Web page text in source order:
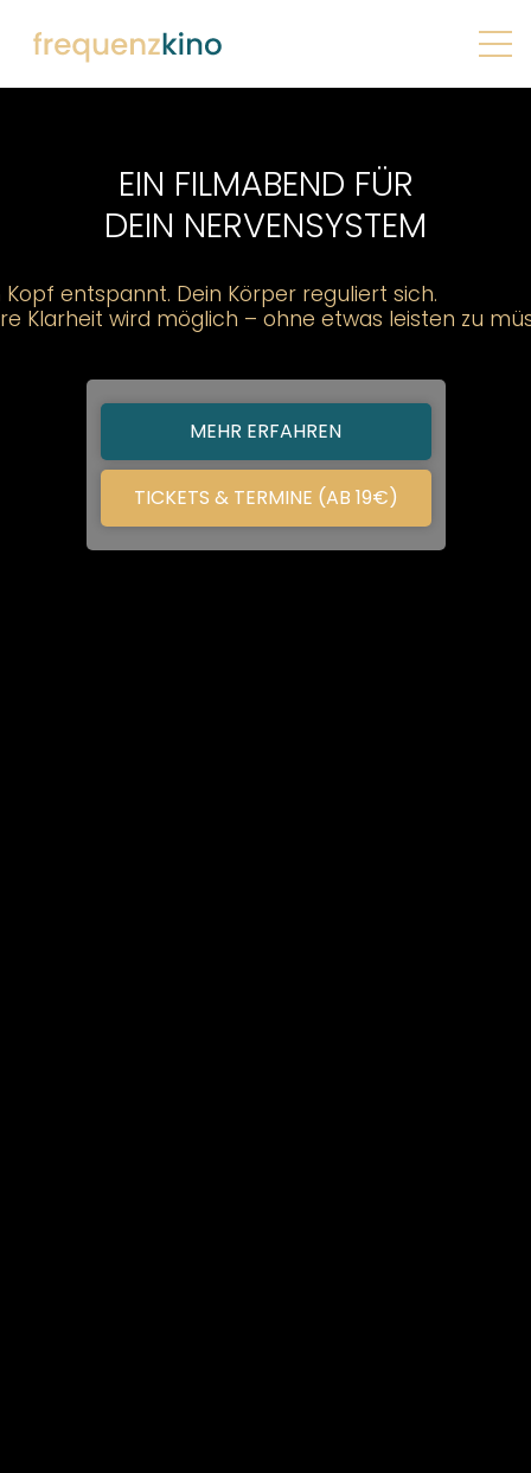
EIN FILMABEND FÜR
DEIN NERVENSYSTEM
Kopf entspannt. Dein Körper reguliert sich.
Klarheit wird möglich – ohne etwas leisten zu
MEHR ERFAHREN
TICKETS & TERMINE (AB 19€)